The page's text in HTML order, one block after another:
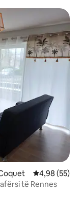
Vlerësimi
4,98 (55)
të Rennes